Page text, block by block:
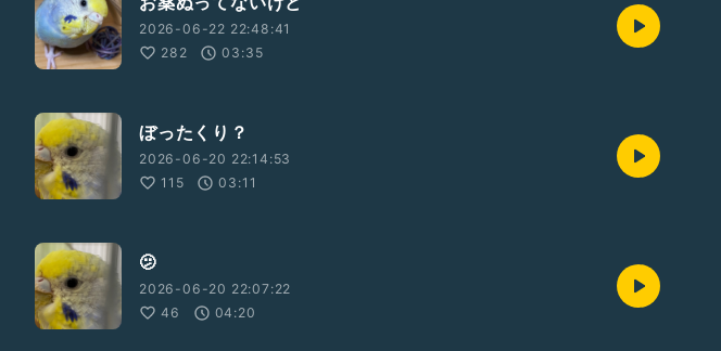
2026-06-22 22:48:41
282
03:35
ぼったくり？
2026-06-20 22:14:53
115
03:11
🫤
2026-06-20 22:07:22
46
04:20